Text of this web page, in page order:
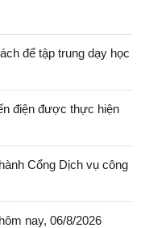
để tập trung dạy học
điện được thực hiện
Cổng Dịch vụ công
nay, 06/8/2026